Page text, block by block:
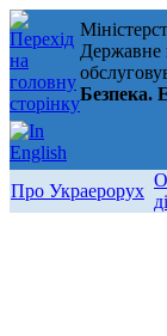
Державне
Безпека.
Про Украерорух